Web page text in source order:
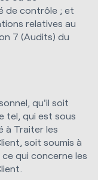
de contrôle ; et
relatives au
7 (Audits) du
qu'il soit
tel, qui est sous
à Traiter les
soit soumis à
qui concerne les